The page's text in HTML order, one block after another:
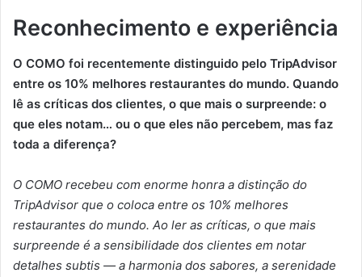
Reconhecimento e experiência
O COMO foi recentemente distinguido pelo TripAdvisor
entre os 10% melhores restaurantes do mundo. Quando
lê as críticas dos clientes, o que mais o surpreende: o
que eles notam… ou o que eles não percebem, mas faz
toda a diferença?
O COMO recebeu com enorme honra a distinção do
TripAdvisor que o coloca entre os 10% melhores
restaurantes do mundo. Ao ler as críticas, o que mais
surpreende é a sensibilidade dos clientes em notar
detalhes subtis — a harmonia dos sabores, a serenidade